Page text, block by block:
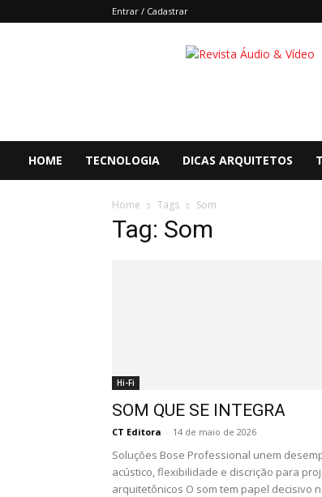
Entrar / Cadastrar
HOME TECNOLOGIA DICAS ARQUITETOS
Home Tags Som
Tag: Som
Hi-Fi
SOM QUE SE INTEGRA
CT Editora - 14 de maio de 2026
Soluções Bose Professional unem
acústico, flexibilidade e discrição para
arquitetônicos O som tem papel decisivo